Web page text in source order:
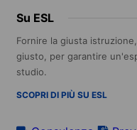
Su ESL
Fornire la giusta
giusto, per garantire
studio.
SCOPRI DI PIÙ SU ESL